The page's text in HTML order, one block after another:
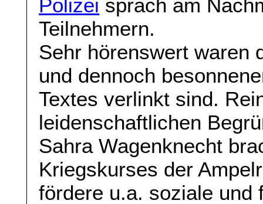
Polizei sprach am
Teilnehmern.
Sehr hörenswert waren
und dennoch
Textes verlinkt sind.
leidenschaftlichen
Sahra Wagenknecht
Kriegskurses der
fördere u.a. soziale und